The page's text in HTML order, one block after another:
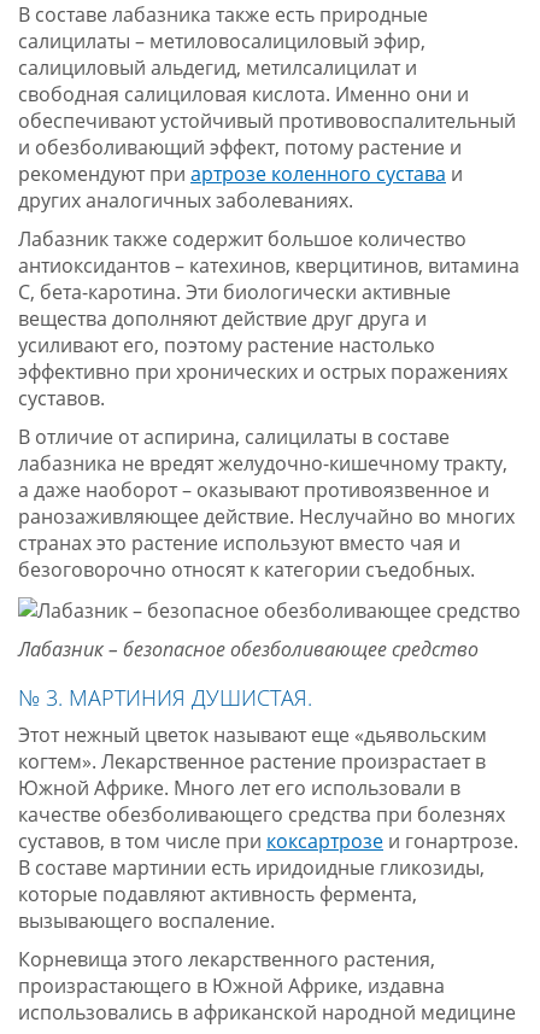
В составе лабазника также есть природные
салицилаты – метиловосалициловый эфир,
салициловый альдегид, метилсалицилат и
свободная салициловая кислота. Именно они и
обеспечивают устойчивый противовоспалительный
и обезболивающий эффект, потому растение и
рекомендуют при артрозе коленного сустава и
других аналогичных заболеваниях.
Лабазник также содержит большое количество
антиоксидантов – катехинов, кверцитинов, витамина
С, бета-каротина. Эти биологически активные
вещества дополняют действие друг друга и
усиливают его, поэтому растение настолько
эффективно при хронических и острых поражениях
суставов.
В отличие от аспирина, салицилаты в составе
лабазника не вредят желудочно-кишечному тракту,
а даже наоборот – оказывают противоязвенное и
ранозаживляющее действие. Неслучайно во многих
странах это растение используют вместо чая и
безоговорочно относят к категории съедобных.
Лабазник – безопасное обезболивающее средство
№ 3. МАРТИНИЯ ДУШИСТАЯ.
Этот нежный цветок называют еще «дьявольским
когтем». Лекарственное растение произрастает в
Южной Африке. Много лет его использовали в
качестве обезболивающего средства при болезнях
суставов, в том числе при коксартрозе и гонартрозе.
В составе мартинии есть иридоидные гликозиды,
которые подавляют активность фермента,
вызывающего воспаление.
Корневища этого лекарственного растения,
произрастающего в Южной Африке, издавна
использовались в африканской народной медицине